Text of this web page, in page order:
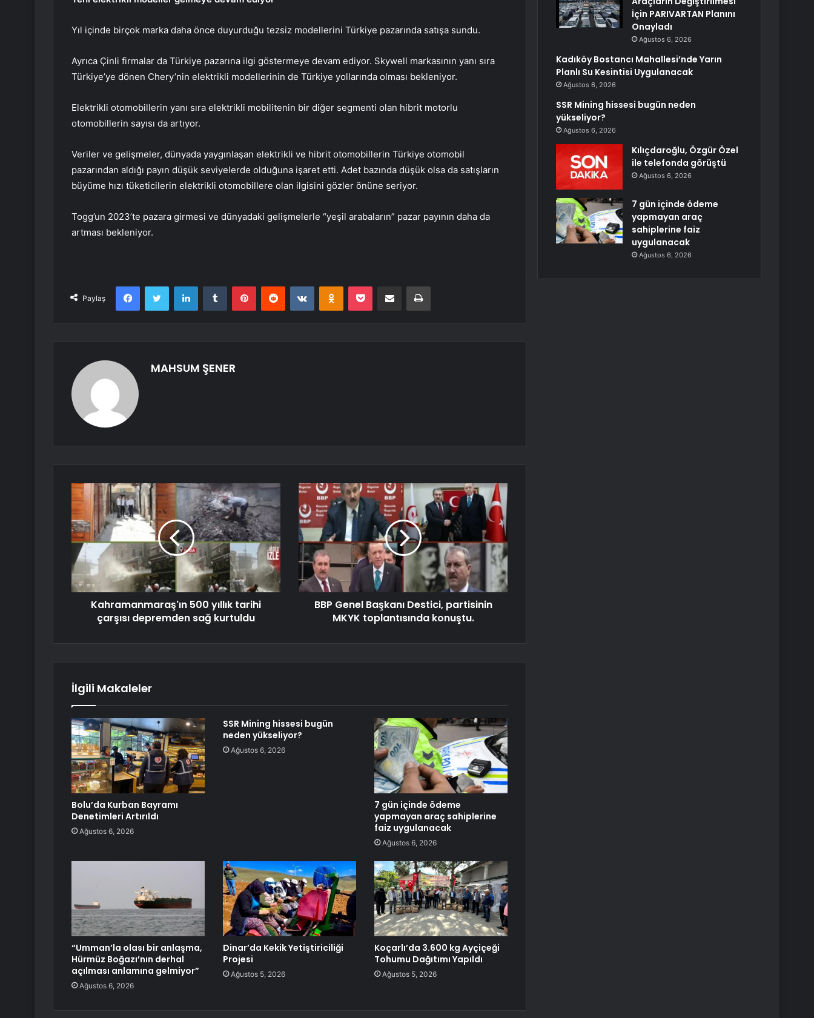
Yıl içinde birçok marka daha önce duyurduğu tezsiz modellerini Türkiye pazarında satışa sundu.
Ayrıca Çinli firmalar da Türkiye pazarına ilgi göstermeye devam ediyor. Skywell markasının yanı sıra
Türkiye’ye dönen Chery’nin elektrikli modellerinin de Türkiye yollarında olması bekleniyor.
Elektrikli otomobillerin yanı sıra elektrikli mobilitenin bir diğer segmenti olan hibrit motorlu
otomobillerin sayısı da artıyor.
Veriler ve gelişmeler, dünyada yaygınlaşan elektrikli ve hibrit otomobillerin Türkiye otomobil
pazarından aldığı payın düşük seviyelerde olduğuna işaret etti. Adet bazında düşük olsa da satışların
büyüme hızı tüketicilerin elektrikli otomobillere olan ilgisini gözler önüne seriyor.
Togg’un 2023’te pazara girmesi ve dünyadaki gelişmelerle “yeşil arabaların” pazar payının daha da
artması bekleniyor.
Paylaş
FacebookTwitter LinkedInTumblr PinterestReddit VKontakteOdnoklassniki
Pocket E-Posta ile paylaş Yazdır
MAHSUM ŞENER
Kahramanmaraş'ın 500 yıllık tarihi
çarşısı depremden sağ kurtuldu
BBP Genel Başkanı Destici, partisinin
MKYK toplantısında konuştu.
İlgili Makaleler
Bolu’da Kurban Bayramı
Denetimleri Artırıldı
Ağustos 6, 2026
SSR Mining hissesi bugün
neden yükseliyor?
Ağustos 6, 2026
7 gün içinde ödeme
yapmayan araç sahiplerine
faiz uygulanacak
Ağustos 6, 2026
“Umman’la olası bir anlaşma,
Hürmüz Boğazı’nın derhal
açılması anlamına gelmiyor”
Ağustos 6, 2026
Dinar’da Kekik Yetiştiriciliği
Projesi
Ağustos 5, 2026
Koçarlı’da 3.600 kg Ayçiçeği
Tohumu Dağıtımı Yapıldı
Ağustos 5, 2026
İçin PARIVARTAN Planını
Onayladı
Ağustos 6, 2026
Kadıköy Bostancı Mahallesi’nde Yarın
Planlı Su Kesintisi Uygulanacak
Ağustos 6, 2026
SSR Mining hissesi bugün neden
yükseliyor?
Ağustos 6, 2026
Kılıçdaroğlu, Özgür Özel
ile telefonda görüştü
Ağustos 6, 2026
7 gün içinde ödeme
yapmayan araç
sahiplerine faiz
uygulanacak
Ağustos 6, 2026